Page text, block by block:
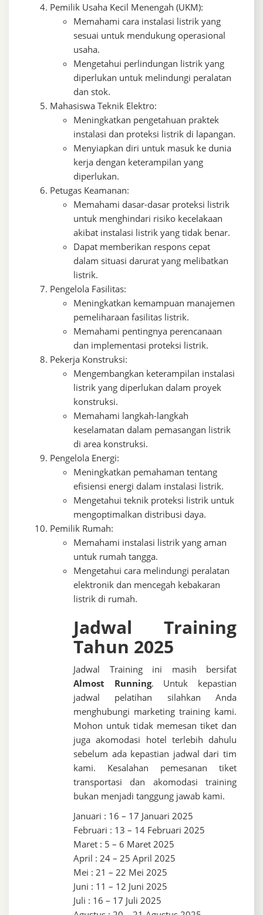
Pemilik Usaha Kecil Menengah (UKM):
Memahami cara instalasi listrik yang
sesuai untuk mendukung operasional
usaha.
Mengetahui perlindungan listrik yang
diperlukan untuk melindungi peralatan
dan stok.
Mahasiswa Teknik Elektro:
Meningkatkan pengetahuan praktek
instalasi dan proteksi listrik di lapangan.
Menyiapkan diri untuk masuk ke dunia
kerja dengan keterampilan yang
diperlukan.
Petugas Keamanan:
Memahami dasar-dasar proteksi listrik
untuk menghindari risiko kecelakaan
akibat instalasi listrik yang tidak benar.
Dapat memberikan respons cepat
dalam situasi darurat yang melibatkan
listrik.
Pengelola Fasilitas:
Meningkatkan kemampuan manajemen
pemeliharaan fasilitas listrik.
Memahami pentingnya perencanaan
dan implementasi proteksi listrik.
Pekerja Konstruksi:
Mengembangkan keterampilan instalasi
listrik yang diperlukan dalam proyek
konstruksi.
Memahami langkah-langkah
keselamatan dalam pemasangan listrik
di area konstruksi.
Pengelola Energi:
Meningkatkan pemahaman tentang
efisiensi energi dalam instalasi listrik.
Mengetahui teknik proteksi listrik untuk
mengoptimalkan distribusi daya.
Pemilik Rumah:
Memahami instalasi listrik yang aman
untuk rumah tangga.
Mengetahui cara melindungi peralatan
elektronik dan mencegah kebakaran
listrik di rumah.
Jadwal Training
Tahun 2025
Jadwal Training ini masih bersifat
Almost Running. Untuk kepastian
jadwal pelatihan silahkan Anda
menghubungi marketing training kami.
Mohon untuk tidak memesan tiket dan
juga akomodasi hotel terlebih dahulu
sebelum ada kepastian jadwal dari tim
kami. Kesalahan pemesanan tiket
transportasi dan akomodasi training
bukan menjadi tanggung jawab kami.
Januari : 16 – 17 Januari 2025
Februari : 13 – 14 Februari 2025
Maret : 5 – 6 Maret 2025
April : 24 – 25 April 2025
Mei : 21 – 22 Mei 2025
Juni : 11 – 12 Juni 2025
Juli : 16 – 17 Juli 2025